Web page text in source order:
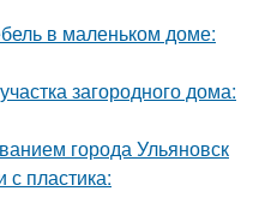
в маленьком доме:
загородного дома:
города Ульяновск
с пластика: